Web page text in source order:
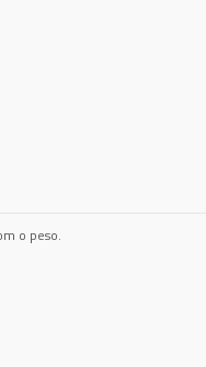
o peso.